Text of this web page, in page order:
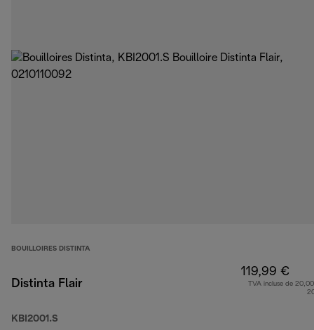
BOUILLOIRES DISTINTA
Distinta Flair
KBI2001.S
119,99 €
TVA incluse de